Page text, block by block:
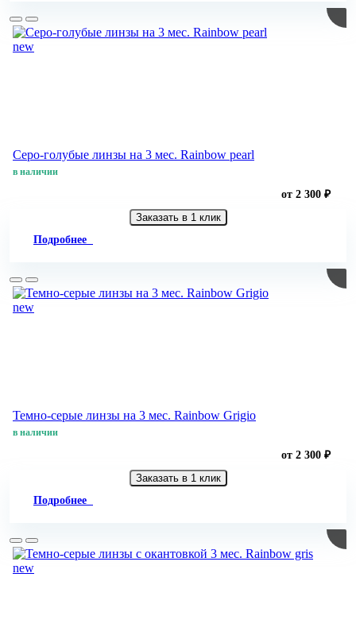
new
Серо-голубые линзы на 3 мес. Rainbow pearl
в наличии
от 2 300 ₽
Заказать в 1 клик
Подробнее
new
Темно-серые линзы на 3 мес. Rainbow Grigio
в наличии
от 2 300 ₽
Заказать в 1 клик
Подробнее
new